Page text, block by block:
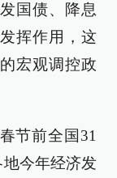
国债、降息
挥作用，这
宏观调控政
春节前全国31
今年经济发